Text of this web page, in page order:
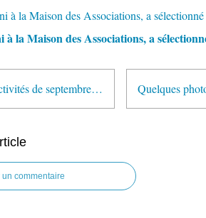
la Maison des Associations, a
Le bulletin des activités de septembre à décembre 2019 est paru
un commentaire